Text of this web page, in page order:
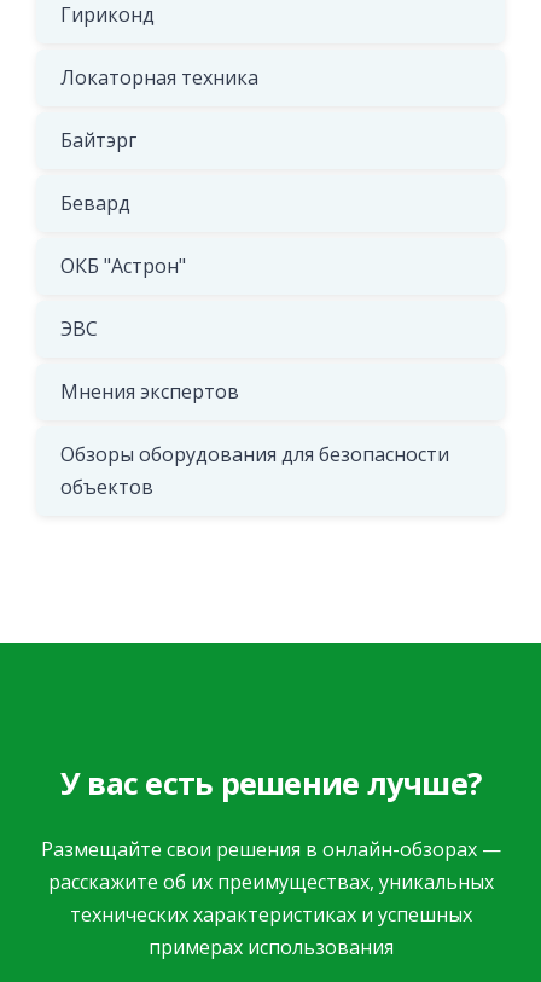
Гириконд
Локаторная техника
Байтэрг
Бевард
ОКБ "Астрон"
ЭВС
Мнения экспертов
Обзоры оборудования для безопасности
объектов
У вас есть решение лучше?
Размещайте свои решения в онлайн-обзорах —
расскажите об их преимуществах, уникальных
технических характеристиках и успешных
примерах использования